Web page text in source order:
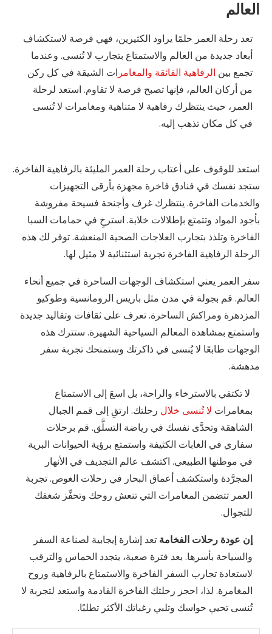
العالم
تعد رحلة العمر حلمًا يراود الكثيرين، فهي فرصة لاستكشاف
أبعاد جديدة من العالم والاستمتاع بتجارب لا تُنسى. وعندما
تجمع بين الرفاهية الفائقة والمغامر ات الشيقة في كل ركن
من أركان العالم، فإنها تصبح فرصة لا تقاوم. استعد لرحلة
العمر، حيث ينتظرك رفاهية لا متناهية ومغامرات لا تُنسى
في كل مكان تذهب إليه.
استعد للوقوف على أعتاب رحلة العمر المليئة بالرفاهية الفاخرة.
ستجد نفسك في فنادق فاخرة مجهزة بأرقى التجهيزات
والخدمات الفاخرة. ينتظرك غرف وأجنحة فسيحة مفروشة
بأجود المواد وتتمتع بإطلالات خلابة. استرخِ في حمامات السبا
الفاخرة وتلذذ بتجارب العلاجات الصحية المنعشة. توفر لك هذه
الرحلة الرفاهية الفاخرة تجربة استثنائية لا مثيل لها.
سفر العمر يعني استكشاف الوجهات الساحرة في جميع أنحاء
العالم. قم بجولة في مدن مثل باريس الرومانسية وطوكيو
المزدهرة ومراكش الساحرة. تعرف على ثقافات وتقاليد جديدة
واستمتع بمشاهدة المعالم السياحية الشهيرة. ستترك هذه
الوجهات طابعًا لا يُنسى في ذاكرتك وستمنحك تجربة سفر
مدهشة.
لا تكتفي بالاسترخاء والراحة، بل اسعَ إلى الاستمتاع
بمغامرات لا تُنسى خلال رحلتك. ارتقِ إلى قمم الجبال
الشاهقة وتحدَّى نفسك في رياضة التسلَّق. قم برحلات
سفاري في الغابات الكثيفة واستمتع برؤية الحيوانات البرية
في موطنها الطبيعي. اكتشف عالم التجديف في الأنهار
المجرَّدة واستكشف أعماق البحار في رحلات الغوص. تجربة
العمر تتضمن المغامرات التي تنعش روحك وتحفِّز شغفك
للتجوال.
إن عودة رحلات الفخامة تعد إشارة إيجابية لصناعة السفر
والسياحة بأسرها. بعد فترة صعبة، يتجدد الحماس والترقب
لاستعادة تجارب السفر الفاخرة والاستمتاع بالرفاهية وروح
المغامرة. لذا، احجز رحلتك الفاخرة القادمة واستعد لتجربة لا
تُنسى تحيي حواسك وتلبي رغباتك الأكثر تطلبًا.